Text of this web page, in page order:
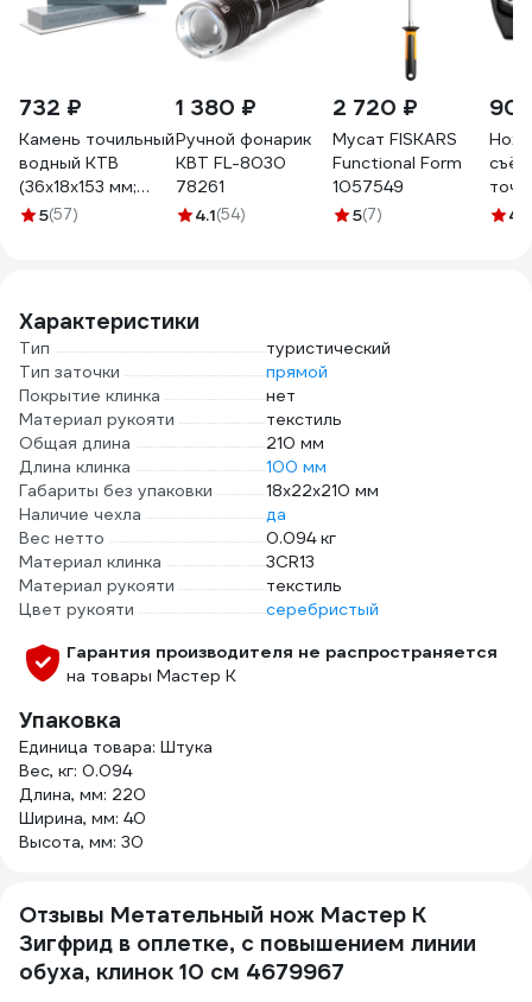
732 ₽
Камень точильный
водный КТВ
(36х18х153 мм;
B600; VM) ИНФ-
5(57)
1 380 ₽
Ручной фонарик
КВТ FL-8030
78261
4.1(54)
2 720 ₽
Мусат FISKARS
Functional Form
1057549
5(7) 4.9
Характеристики
Тип
туристический
Тип заточки
прямой
Покрытие клинка
нет
Материал рукояти
текстиль
Общая длина
210 мм
Длина клинка
100 мм
Габариты без упаковки
18х22х210 мм
Наличие чехла
да
Вес нетто
0.094 кг
Материал клинка
3CR13
Материал рукояти
текстиль
Цвет рукояти
серебристый
Гарантия производителя не распространяется
на товары Мастер К
Упаковка
Единица товара: Штука
Вес, кг: 0.094
Длина, мм: 220
Ширина, мм: 40
Высота, мм: 30
Отзывы Метательный нож Мастер К
Зигфрид в оплетке, с повышением линии
обуха, клинок 10 см 4679967